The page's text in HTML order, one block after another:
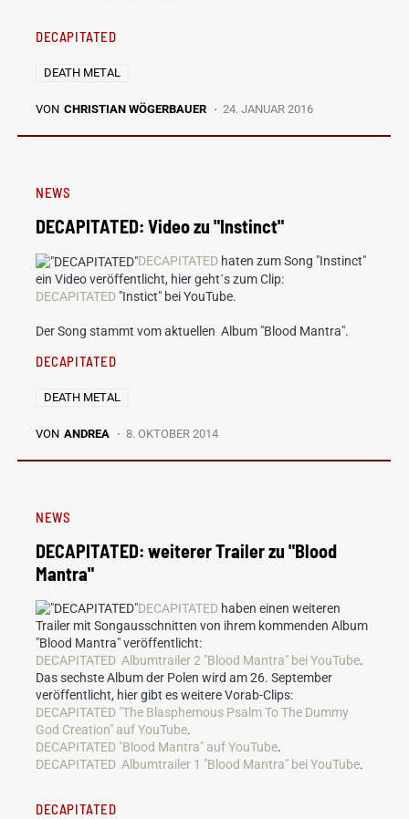
DECAPITATED
DEATH METAL
VON CHRISTIAN WÖGERBAUER 24. JANUAR 2016
NEWS
DECAPITATED: Video zu "Instinct"
DECAPITATED haten zum Song "Instinct"
ein Video veröffentlicht, hier geht´s zum Clip:
DECAPITATED "Instict" bei YouTube.
Der Song stammt vom aktuellen Album "Blood Mantra".
DECAPITATED
DEATH METAL
VON ANDREA 8. OKTOBER 2014
NEWS
DECAPITATED: weiterer Trailer zu "Blood
Mantra"
DECAPITATED haben einen weiteren
Trailer mit Songausschnitten von ihrem kommenden Album
"Blood Mantra" veröffentlicht:
DECAPITATED Albumtrailer 2 "Blood Mantra" bei YouTube.
Das sechste Album der Polen wird am 26. September
veröffentlicht, hier gibt es weitere Vorab-Clips:
DECAPITATED "The Blasphemous Psalm To The Dummy
God Creation" auf YouTube.
DECAPITATED "Blood Mantra" auf YouTube.
DECAPITATED Albumtrailer 1 "Blood Mantra" bei YouTube.
DECAPITATED